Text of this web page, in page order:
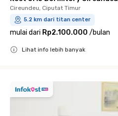
Cireundeu, Ciputat Timur
5.2 km dari titan center
mulai dari Rp2.100.000 /bulan
Lihat info lebih banyak